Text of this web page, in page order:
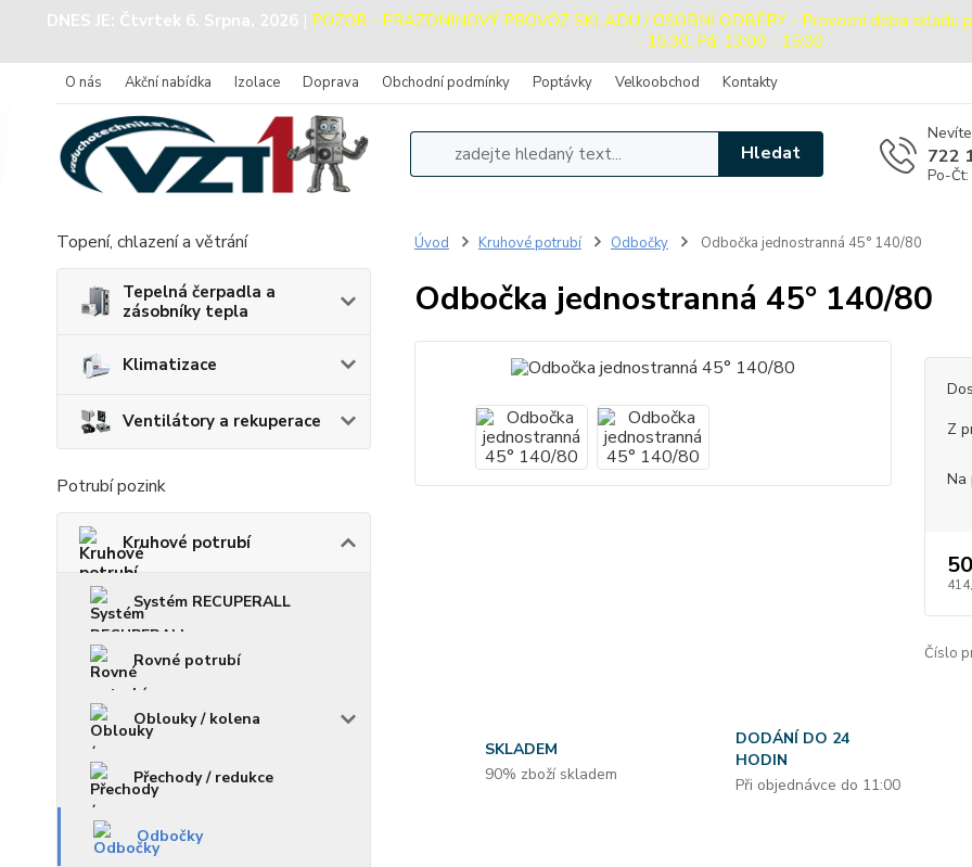
DNES JE: Čtvrtek 6. Srpna, 2026 | POZOR - PRÁZDNINOVÝ PROVOZ SKLADU / OSOBNÍ ODBĚRY - Provozní doba
- 15:30, Pá: 13:00 - 15:00
O nás Akční nabídka Izolace Doprava Obchodní podmínky Poptávky Velkoobchod Kontakty
Hledat 722
Po-
Topení, chlazení a větrání
Tepelná čerpadla a
zásobníky tepla
Klimatizace
Ventilátory a rekuperace
Potrubí pozink
Kruhové potrubí
Systém RECUPERALL
Rovné potrubí
Oblouky / kolena
Přechody / redukce
Odbočky
Úvod Kruhové potrubí Odbočky Odbočka jednostranná 45° 140/80
Odbočka jednostranná 45° 140/80
Z
Na
Číslo
SKLADEM
90% zboží skladem
DODÁNÍ DO 24
HODIN
Při objednávce do 11:00